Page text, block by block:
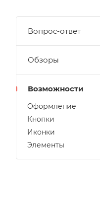
Вопрос-ответ
Обзоры
Возможности
Оформление
Кнопки
Иконки
Элементы